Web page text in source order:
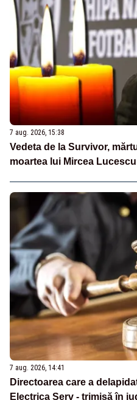
7 aug. 2026, 15:38
Vedeta de la Survivor,
moartea lui Mircea
7 aug. 2026, 14:41
Directoarea care a
Electrica Serv - trimisă în